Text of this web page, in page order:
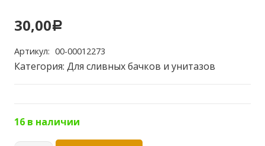
30,00Р
Артикул: 00-00012273
Категория: Для сливных бачков и унитазов
16 в наличии